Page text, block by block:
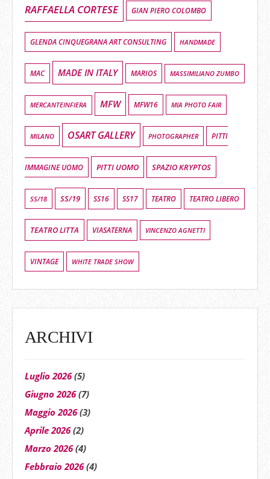
RAFFAELLA CORTESE GIAN PIERO COLOMBO
GLENDA CINQUEGRANA ART CONSULTING HANDMADE
MAC MADE IN ITALY MARIOS MASSIMILIANO ZUMBO
MERCANTEINFIERA MFW MFW16 MIA PHOTO FAIR
MILANO OSART GALLERY PHOTOGRAPHER PITTI
IMMAGINE UOMO PITTI UOMO SPAZIO KRYPTOS
SS/18 SS/19 SS16 SS17 TEATRO TEATRO LIBERO
TEATRO LITTA VIASATERNA VINCENZO AGNETTI
VINTAGE WHITE TRADE SHOW
ARCHIVI
Luglio 2026(5)
Giugno 2026(7)
Maggio 2026(3)
Aprile 2026(2)
Marzo 2026(4)
Febbraio 2026(4)